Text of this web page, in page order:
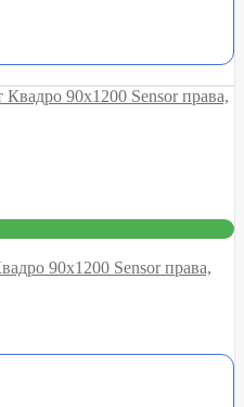
90х1200 Sensor права,